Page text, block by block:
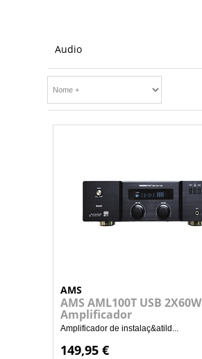
Audio
AMS
AMS AML100T USB 2X60W
Amplificador
Amplificador de instalaç&atild...
149,95 €